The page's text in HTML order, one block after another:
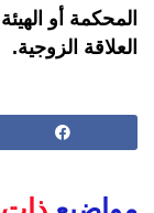
المحكمة أو
العلاقة الزوجية.